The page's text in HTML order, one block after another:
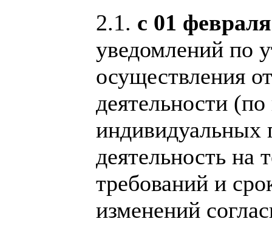
2.1. с 01
уведомлений по
осуществления
деятельности
индивидуальных
деятельность на
требований и
изменений